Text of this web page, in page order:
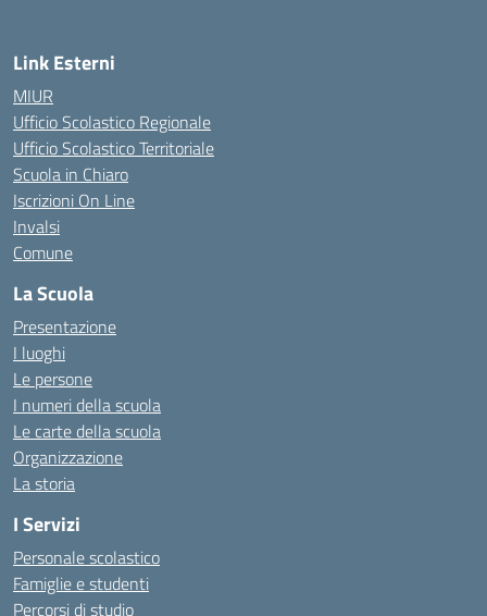
Link Esterni
MIUR
Ufficio Scolastico Regionale
Ufficio Scolastico Territoriale
Scuola in Chiaro
Iscrizioni On Line
Invalsi
Comune
La Scuola
Presentazione
I luoghi
Le persone
I numeri della scuola
Le carte della scuola
Organizzazione
La storia
I Servizi
Personale scolastico
Famiglie e studenti
Percorsi di studio